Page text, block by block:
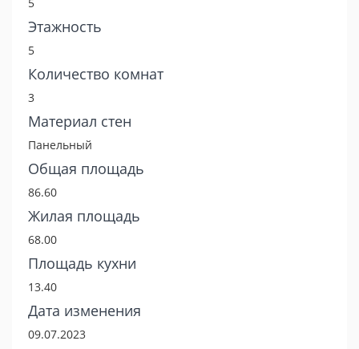
Этажность
5
Количество комнат
3
Материал стен
Панельный
Общая площадь
86.60
Жилая площадь
68.00
Площадь кухни
13.40
Дата изменения
09.07.2023